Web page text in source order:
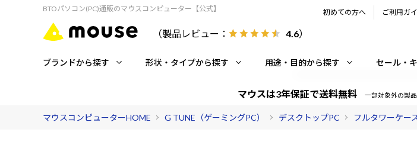
BTOパソコン(PC)通販のマウスコンピューター【公式】
（製品レビュー： 4.6）
初めての方へ ご利用ガ
ブランドから探す 形状・タイプから探す 用途・目的から探す セール・
マウスは3年保証で送料無料 一部対象外の製
マウスコンピューターHOME G TUNE（ゲーミングPC） デスクトップPC フルタワーケー